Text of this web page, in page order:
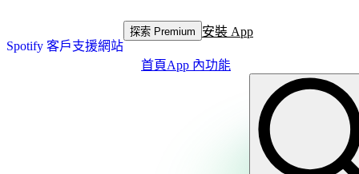
Spotify 客戶支援網站
探索 Premium 安裝 App
首頁App 內功能